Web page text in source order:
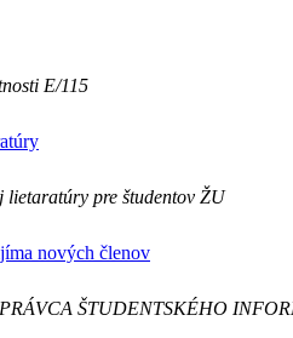
E/115
lietaratúry pre študentov ŽU
nových členov
ŠTUDENTSKÉHO